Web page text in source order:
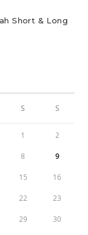
Short & Long
S S
1 2
8 9
15 16
22 23
29 30